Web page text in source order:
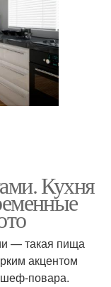
Кухня
— такая пища
акцентом
шеф-повара.